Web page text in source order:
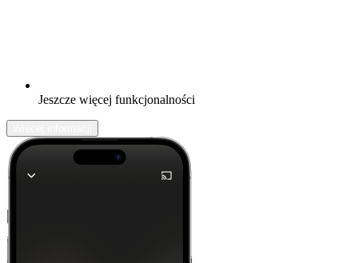
Jeszcze więcej funkcjonalności